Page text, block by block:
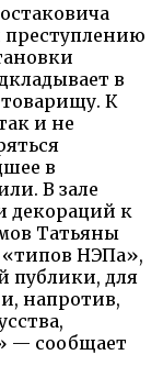
преступлению
в
К
и не
в
В зале
декораций к
Татьяны
«типов НЭПа»,
публики, для
напротив,
— сообщает